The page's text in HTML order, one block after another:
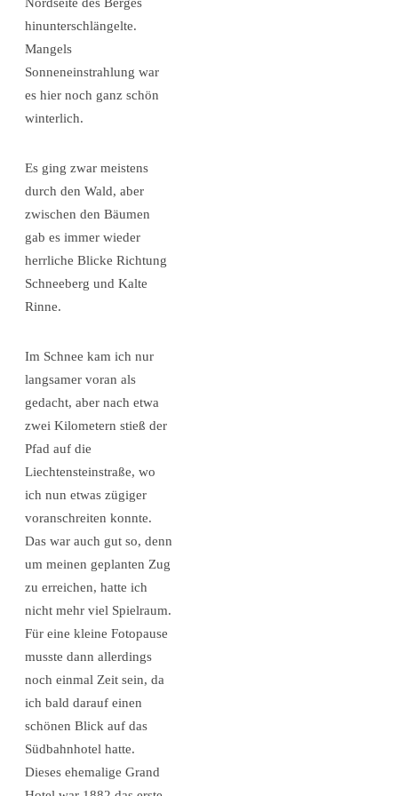
hinunterschlängelte.
Mangels
Sonneneinstrahlung war
es hier noch ganz schön
winterlich.
Es ging zwar meistens
durch den Wald, aber
zwischen den Bäumen
gab es immer wieder
herrliche Blicke Richtung
Schneeberg und Kalte
Rinne.
Im Schnee kam ich nur
langsamer voran als
gedacht, aber nach etwa
zwei Kilometern stieß der
Pfad auf die
Liechtensteinstraße, wo
ich nun etwas zügiger
voranschreiten konnte.
Das war auch gut so, denn
um meinen geplanten Zug
zu erreichen, hatte ich
nicht mehr viel Spielraum.
Für eine kleine Fotopause
musste dann allerdings
noch einmal Zeit sein, da
ich bald darauf einen
schönen Blick auf das
Südbahnhotel hatte.
Dieses ehemalige Grand